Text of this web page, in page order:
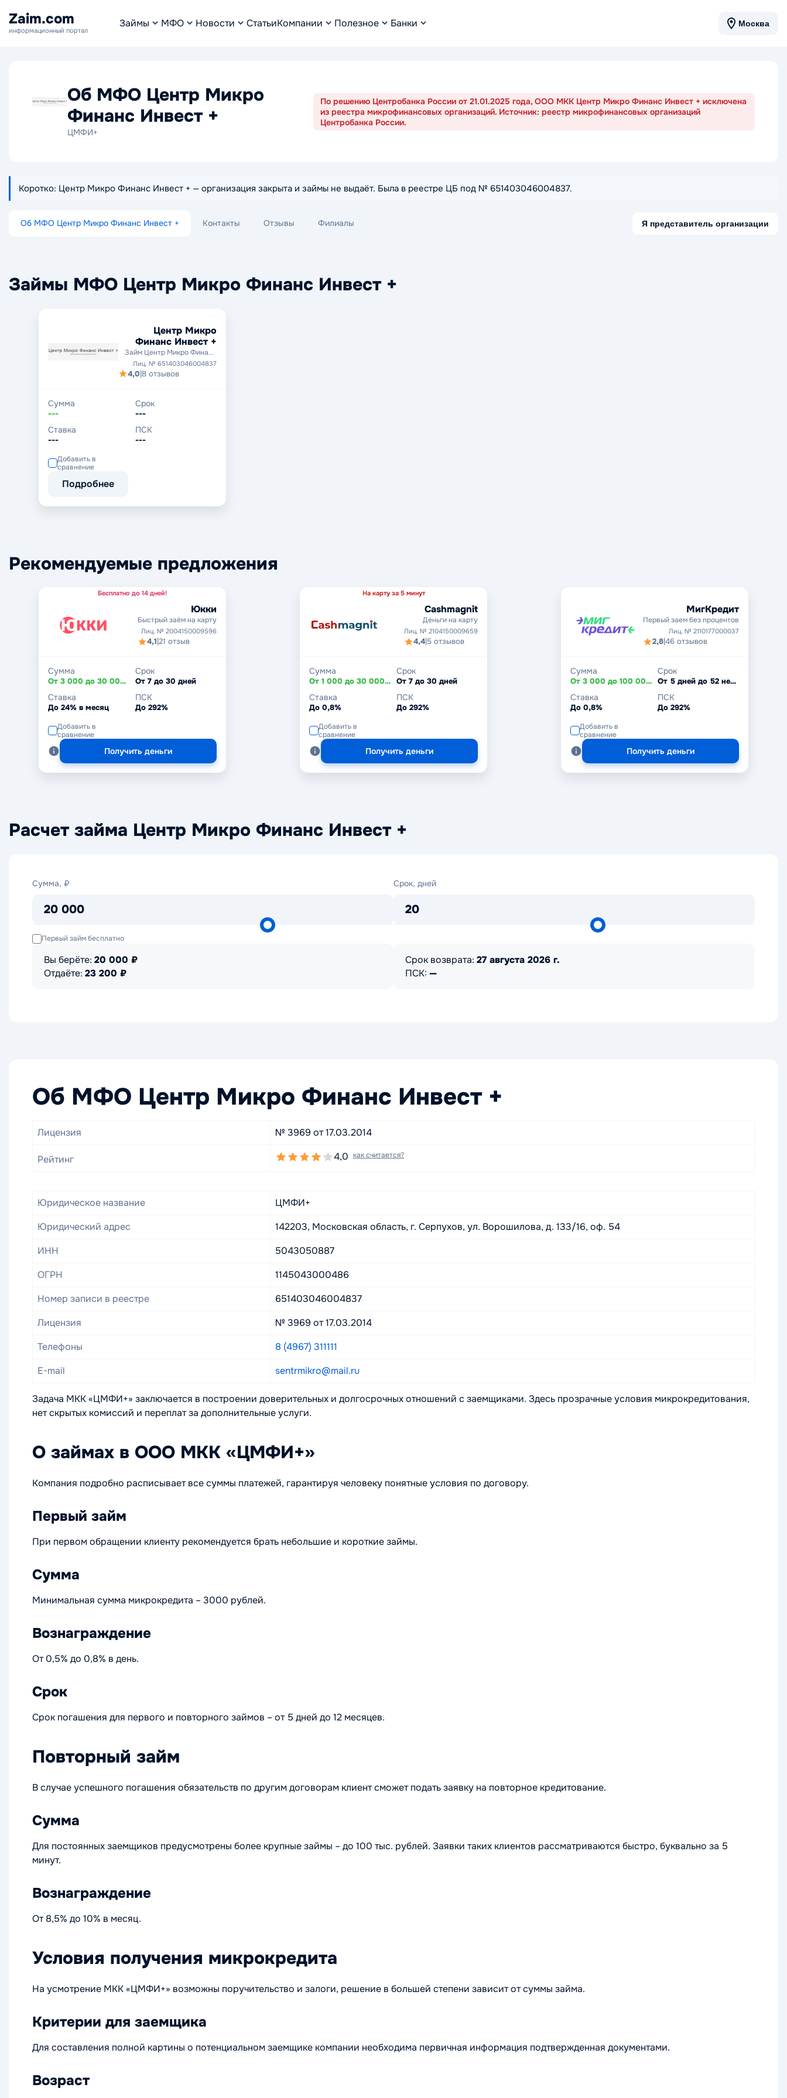
Zaim.com
информационный портал
Займы МФО Новости СтатьиКомпании Полезное Банки Москва
Об МФО Центр Микро
Финанс Инвест +
ЦМФИ+
По решению Центробанка России от 21.01.2025 года, ООО МКК Центр Микро Финанс Инвест + исключена
из реестра микрофинансовых организаций. Источник: реестр микрофинансовых организаций
Центробанка России.
Коротко: Центр Микро Финанс Инвест + — организация закрыта и займы не выдаёт. Была в реестре ЦБ под № 651403046004837.
Об МФО Центр Микро Финанс Инвест + Контакты Отзывы Филиалы Я представитель организации
Займы МФО Центр Микро Финанс Инвест +
Центр Микро
Финанс Инвест +
Займ Центр Микро Финанс
Инвест +
Лиц. № 651403046004837
4,0|8 отзывов
Сумма
---
Срок
---
Ставка
---
ПСК
---
Добавить в
сравнение
Подробнее
Рекомендуемые предложения
Бесплатно до 14 дней!
Юкки
Быстрый заём на карту
Лиц. № 2004150009596
4,1|21 отзыв
Сумма
От 3 000 до 30 000 ₽
Срок
От 7 до 30 дней
Ставка
До 24% в месяц
ПСК
До 292%
Добавить в
сравнение
Получить деньги
На карту за 5 минут
Cashmagnit
Деньги на карту
Лиц. № 2104150009659
4,4|5 отзывов
Сумма
От 1 000 до 30 000 ₽
Срок
От 7 до 30 дней
Ставка
До 0,8%
ПСК
До 292%
Добавить в
сравнение
Получить деньги
МигКредит
Первый заем без процентов
Лиц. № 2110177000037
2,8|46 отзывов
Сумма
От 3 000 до 100 000 ₽
Срок
От 5 дней до 52 недель
Ставка
До 0,8%
ПСК
До 292%
Добавить в
сравнение
Получить деньги
Расчет займа Центр Микро Финанс Инвест +
Сумма, ₽
20 000
Сумма,
Срок, дней
20
Срок,
Первый займ бесплатно
Вы берёте: 20 000 ₽
Отдаёте: 23 200 ₽
Срок возврата: 27 августа 2026 г.
ПСК: —
Об МФО Центр Микро Финанс Инвест +
Лицензия № 3969 от 17.03.2014
Рейтинг 4,0 как считается?
Юридическое название
ЦМФИ+
Юридический адрес
142203, Московская область, г. Серпухов, ул. Ворошилова, д. 133/16, оф. 54
ИНН
5043050887
ОГРН
1145043000486
Номер записи в реестре
651403046004837
Лицензия
№ 3969 от 17.03.2014
Телефоны
8 (4967) 311111
E-mail
sentrmikro@mail.ru
Задача МКК «ЦМФИ+» заключается в построении доверительных и долгосрочных отношений с заемщиками. Здесь прозрачные условия микрокредитования,
нет скрытых комиссий и переплат за дополнительные услуги.
О займах в ООО МКК «ЦМФИ+»
Компания подробно расписывает все суммы платежей, гарантируя человеку понятные условия по договору.
Первый займ
При первом обращении клиенту рекомендуется брать небольшие и короткие займы.
Сумма
Минимальная сумма микрокредита – 3000 рублей.
Вознаграждение
От 0,5% до 0,8% в день.
Срок
Срок погашения для первого и повторного займов – от 5 дней до 12 месяцев.
Повторный займ
В случае успешного погашения обязательств по другим договорам клиент сможет подать заявку на повторное кредитование.
Сумма
Для постоянных заемщиков предусмотрены более крупные займы – до 100 тыс. рублей. Заявки таких клиентов рассматриваются быстро, буквально за 5
минут.
Вознаграждение
От 8,5% до 10% в месяц.
Условия получения микрокредита
На усмотрение МКК «ЦМФИ+» возможны поручительство и залоги, решение в большей степени зависит от суммы займа.
Критерии для заемщика
Для составления полной картины о потенциальном заемщике компании необходима первичная информация подтвержденная документами.
Возраст